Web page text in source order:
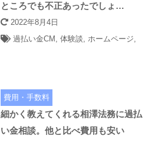
ところでも不正あったでしょ…
2022年8月4日
過払い金CM ,体験談 ホームページ
費用・手数料
細かく教えてくれる相澤法務に過払
い金相談。他と比べ費用も安い